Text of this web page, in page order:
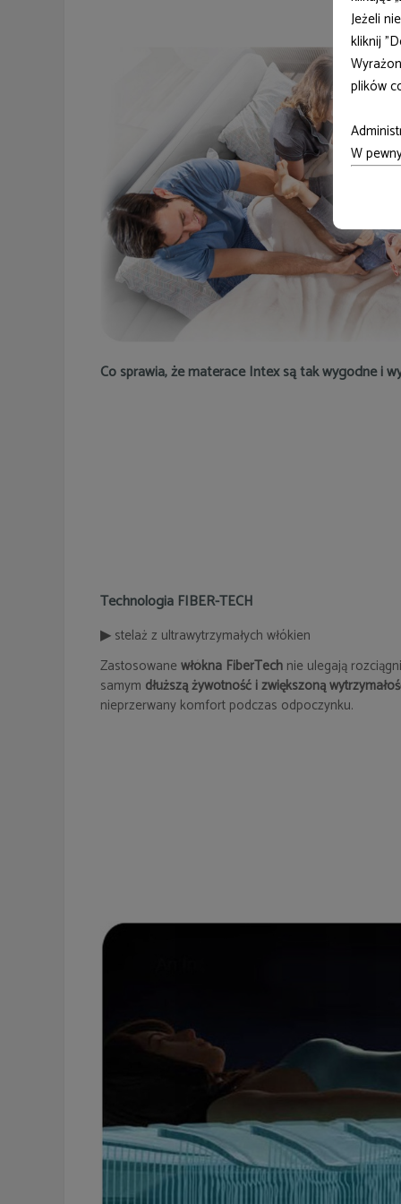
Co sprawia, że materace Intex są tak wygodne i
Technologia FIBER-TECH
▶ stelaż z ultrawytrzymałych włókien
Zastosowane włókna FiberTech nie ulegają
samym dłuższą żywotność i zwiększoną
nieprzerwany komfort podczas odpoczynku.
Jeżeli
kliknij
plików
W